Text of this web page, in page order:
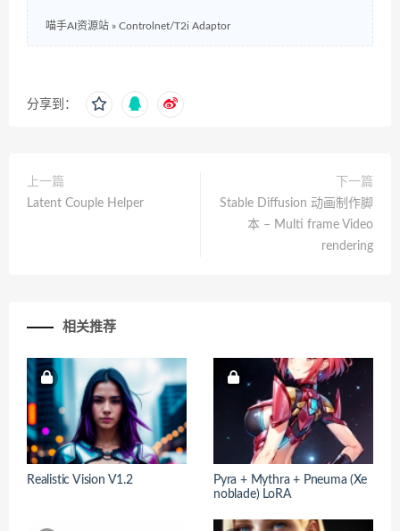
喵手AI资源站 » Controlnet/T2i Adaptor
分享到：
上一篇
Latent Couple Helper
下一篇
Stable Diffusion 动画制作脚
本 – Multi frame Video
rendering
相关推荐
Realistic Vision V1.2
Pyra + Mythra + Pneuma (Xe
noblade) LoRA